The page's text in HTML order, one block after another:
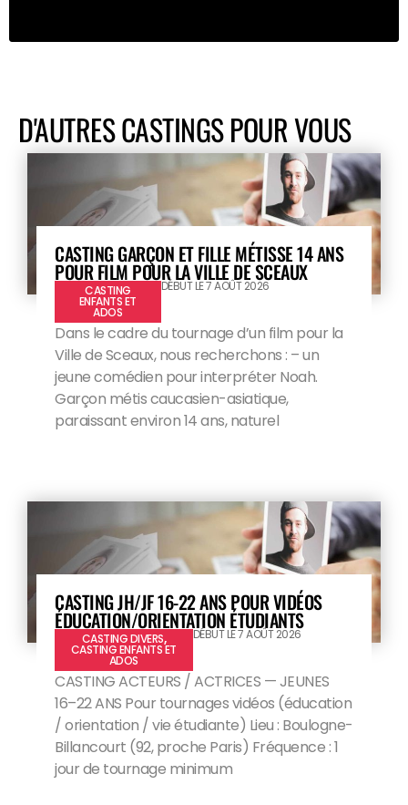
D'AUTRES CASTINGS POUR VOUS
CASTING GARÇON ET FILLE MÉTISSE 14 ANS
POUR FILM POUR LA VILLE DE SCEAUX
CASTING
ENFANTS ET
ADOS
DÉBUT LE 7 AOÛT 2026
Dans le cadre du tournage d’un film pour la
Ville de Sceaux, nous recherchons : – un
jeune comédien pour interpréter Noah.
Garçon métis caucasien-asiatique,
paraissant environ 14 ans, naturel
CASTING JH/JF 16-22 ANS POUR VIDÉOS
ÉDUCATION/ORIENTATION ÉTUDIANTS
CASTING DIVERS,
CASTING ENFANTS ET
ADOS
DÉBUT LE 7 AOÛT 2026
CASTING ACTEURS / ACTRICES — JEUNES
16–22 ANS Pour tournages vidéos (éducation
/ orientation / vie étudiante) Lieu : Boulogne-
Billancourt (92, proche Paris) Fréquence : 1
jour de tournage minimum